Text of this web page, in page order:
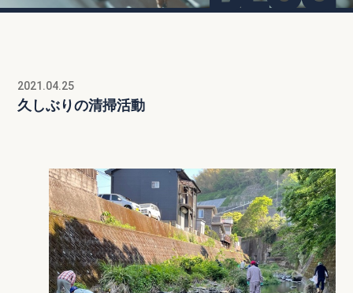
2021.04.25
久しぶりの清掃活動